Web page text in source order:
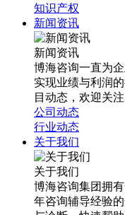
知识产权
新闻资讯
新闻资讯
博海咨询一直为
实现业绩与利润
目动态，欢迎关
公司动态
行业动态
关于我们
关于我们
博海咨询集团拥
年咨询辅导经验